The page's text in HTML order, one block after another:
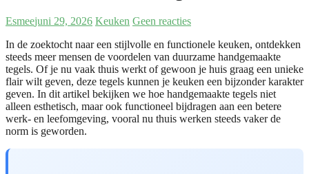
Esmeejuni 29, 2026 Keuken Geen reacties
In de zoektocht naar een stijlvolle en functionele keuken, ontdekken
steeds meer mensen de voordelen van duurzame handgemaakte
tegels. Of je nu vaak thuis werkt of gewoon je huis graag een unieke
flair wilt geven, deze tegels kunnen je keuken een bijzonder karakter
geven. In dit artikel bekijken we hoe handgemaakte tegels niet
alleen esthetisch, maar ook functioneel bijdragen aan een betere
werk- en leefomgeving, vooral nu thuis werken steeds vaker de
norm is geworden.